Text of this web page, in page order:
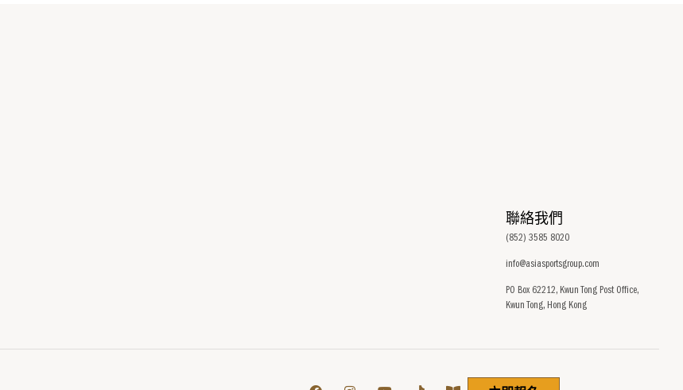
聯絡我們
(852) 3585 8020
info@asiasportsgroup.com
PO Box 62212, Kwun Tong Post Office,
Kwun Tong, Hong Kong